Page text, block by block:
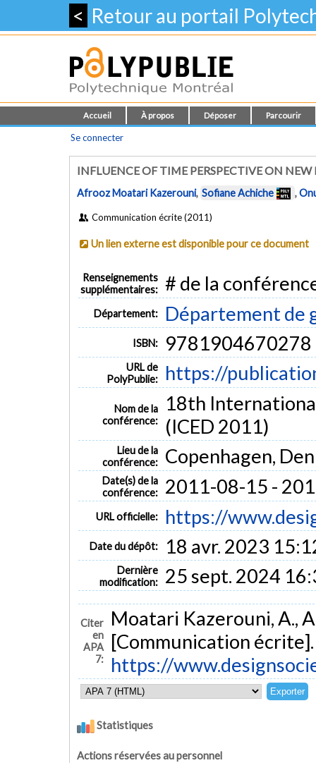
< Retour au portail
Accueil À propos Déposer Parcourir
Se connecter
INFLUENCE OF TIME PERSPECTIVE ON
Afrooz Moatari Kazerouni, Sofiane Achiche ,
Communication écrite (2011)
Un lien externe est disponible pour ce document
Renseignements
supplémentaires: # de la
Département: Département de
ISBN: 9781904670278
URL de
PolyPublie:
https://
Nom de la
conférence:
18th
(ICED 2011)
Lieu de la
conférence:
Copenhagen,
Date(s) de la
conférence:
2011-08-15 -
URL officielle: https://
Date du dépôt: 18 avr. 2023
Dernière
modification:
25 sept. 2024
Citer
en
APA
7:
Moatari Kazerouni, A.,
[Communication
https://
Statistiques
Actions réservées au personnel